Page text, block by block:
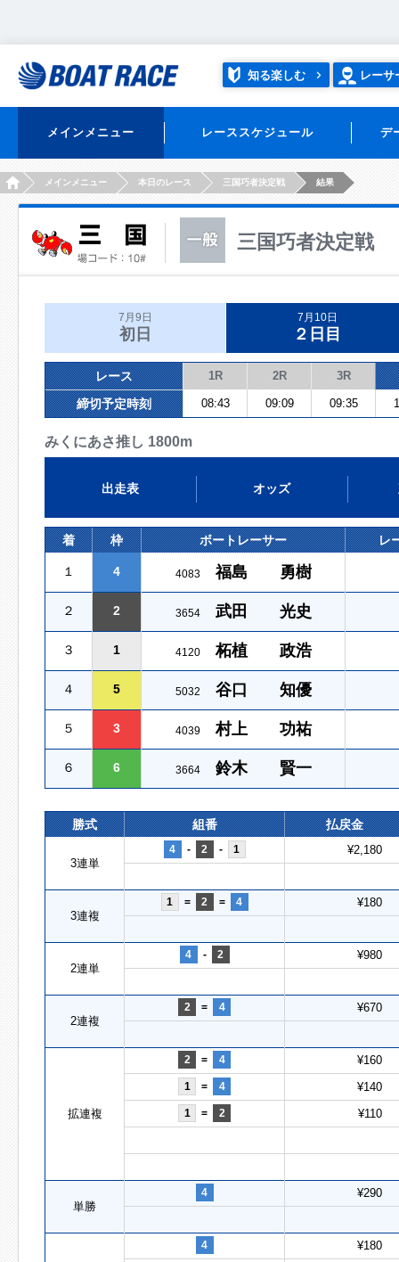
知る楽しむ レーサ
メインメニュー レーススケジュール デ
HOMEメインメニュー 本日のレース 三国巧者決定戦 結果
三国巧者決定戦
7月9日
初日
7月10日
２日目
レース 1R 2R 3R
締切予定時刻 08:43 09:09 09:35
みくにあさ推し 1800m
出走表 オッズ
着 枠 ボートレーサー レ
１ 4 4083 福島 勇樹
２ 2 3654 武田 光史
３ 1 4120 柘植 政浩
４ 5 5032 谷口 知優
５ 3 4039 村上 功祐
６ 6 3664 鈴木 賢一
勝式 組番 払戻金
3連単
4 - 2 - 1 ¥2,180
3連複
1 = 2 = 4 ¥180
2連単
4 - 2 ¥980
2連複
2 = 4 ¥670
拡連複
2 = 4 ¥160
1 = 4 ¥140
1 = 2 ¥110
単勝
4 ¥290
4 ¥180